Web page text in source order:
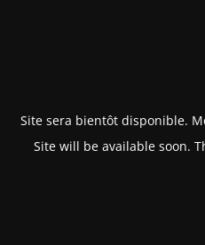
Site sera bientôt disponible.
Site will be available soon.